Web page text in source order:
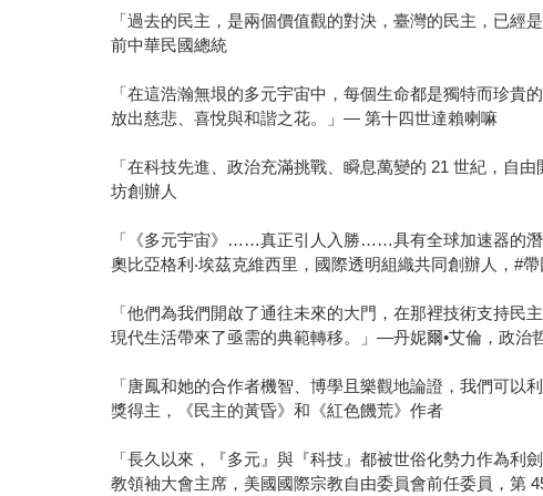
「過去的民主，是兩個價值觀的對決，臺灣的民主，已
前中華民國總統
「在這浩瀚無垠的多元宇宙中，每個生命都是獨特而珍
放出慈悲、喜悅與和諧之花。」— 第十四世達賴喇嘛
「在科技先進、政治充滿挑戰、瞬息萬變的 21 世紀，自
坊創辦人
「《多元宇宙》……真正引人入勝……具有全球加速器的
奧比亞格利‧埃茲克維西里，國際透明組織共同創辦人，#
「他們為我們開啟了通往未來的大門，在那裡技術支持
現代生活帶來了亟需的典範轉移。」—丹妮爾•艾倫，政治
「唐鳳和她的合作者機智、博學且樂觀地論證，我們可
獎得主，《民主的黃昏》和《紅色饑荒》作者
「長久以來，『多元』與『科技』都被世俗化勢力作為
教領袖大會主席，美國國際宗教自由委員會前任委員，第